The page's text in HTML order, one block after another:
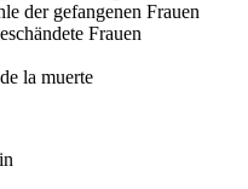
der gefangenen Frauen
Frauen
la muerte